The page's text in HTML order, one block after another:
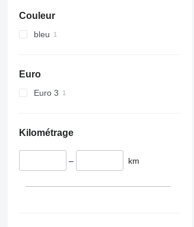
Couleur
bleu
Euro
Euro 3
Kilométrage
– km